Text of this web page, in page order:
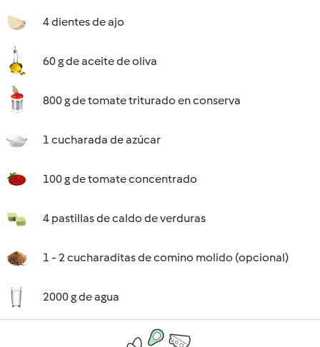
4 dientes de ajo
60 g de aceite de oliva
800 g de tomate triturado en conserva
1 cucharada de azúcar
100 g de tomate concentrado
4 pastillas de caldo de verduras
1 - 2 cucharaditas de comino molido (opcional)
2000 g de agua